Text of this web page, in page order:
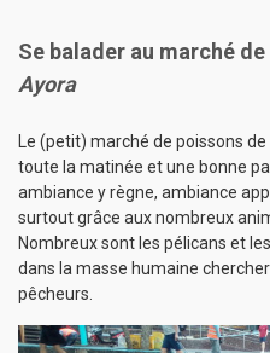
Se balader au marché
Ayora
Le (petit) marché de poissons de
toute la matinée et une bonne
ambiance y règne, ambiance
surtout grâce aux nombreux
Nombreux sont les pélicans et
dans la masse humaine
pêcheurs.